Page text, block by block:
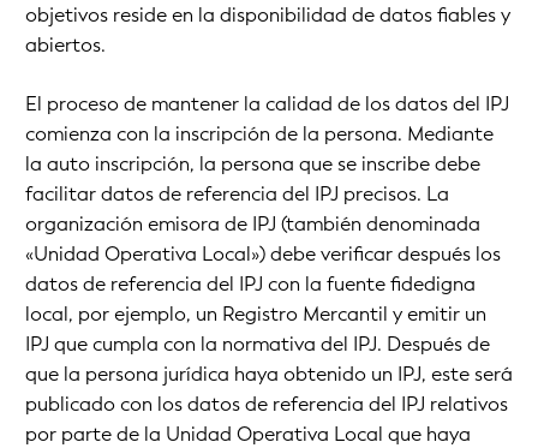
objetivos reside en la disponibilidad de datos fiables y
abiertos.
El proceso de mantener la calidad de los datos del IPJ
comienza con la inscripción de la persona. Mediante
la auto inscripción, la persona que se inscribe debe
facilitar datos de referencia del IPJ precisos. La
organización emisora de IPJ (también denominada
«Unidad Operativa Local») debe verificar después los
datos de referencia del IPJ con la fuente fidedigna
local, por ejemplo, un Registro Mercantil y emitir un
IPJ que cumpla con la normativa del IPJ. Después de
que la persona jurídica haya obtenido un IPJ, este será
publicado con los datos de referencia del IPJ relativos
por parte de la Unidad Operativa Local que haya